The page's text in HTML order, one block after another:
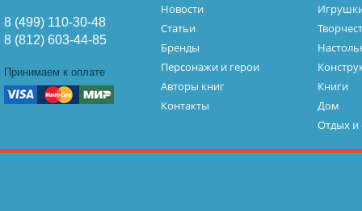
8 (499) 110-30-48
8 (812) 603-44-85
Принимаем к оплате
Новости
Статьи
Бренды
Персонажи и герои
Авторы книг
Контакты
Книги
Дом
Отдых и